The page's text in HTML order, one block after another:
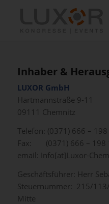
Inhaber &
LUXOR GmbH
Hartmannstraße 9-11
09111 Chemnitz
Telefon: (0371) 666 – 198
Fax: (0371) 666 – 198
email: Info[at]Luxor-
Geschäftsführer: Herr
Steuernummer: 215/
Mitte